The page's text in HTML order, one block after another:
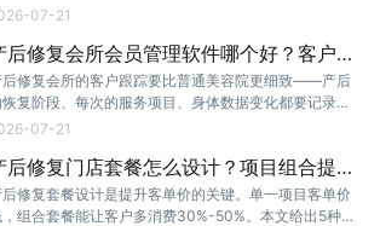
时改约、实时查看空位。云上铺小程序预约正好解决这
07-21
后修复会所会员管理软件哪个好？客户跟
要细
后修复会所的客户跟踪要比普通美容院更细致——产后
复阶段、每次的服务项目、身体数据变化都要记录。
文对比3款会员管理软件在客户跟踪深度上的表现。
07-21
后修复门店套餐怎么设计？项目组合提升
单价
后修复套餐设计是提升客单价的关键。单一项目客单价
组合套餐能让客户多消费30%-50%。本文给出5种套